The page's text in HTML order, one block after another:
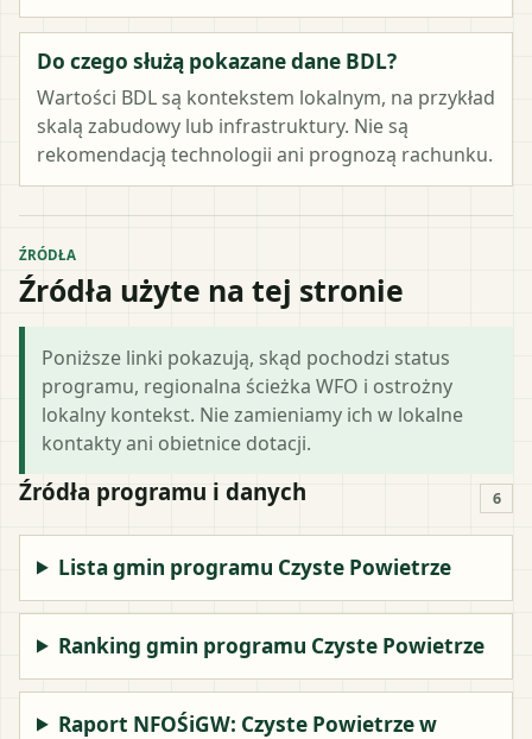
Do czego służą pokazane dane BDL?
Wartości BDL są kontekstem lokalnym, na przykład
skalą zabudowy lub infrastruktury. Nie są
rekomendacją technologii ani prognozą rachunku.
ŹRÓDŁA
Źródła użyte na tej stronie
Poniższe linki pokazują, skąd pochodzi status
programu, regionalna ścieżka WFO i ostrożny
lokalny kontekst. Nie zamieniamy ich w lokalne
kontakty ani obietnice dotacji.
Źródła programu i danych 6
Lista gmin programu Czyste Powietrze
Ranking gmin programu Czyste Powietrze
Raport NFOŚiGW: Czyste Powietrze w